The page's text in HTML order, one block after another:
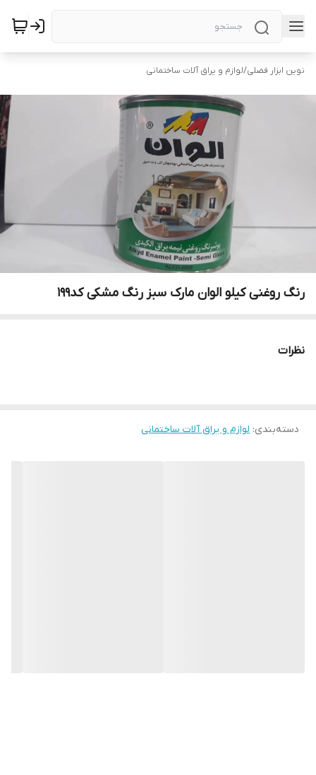
نوین ابزار فضلی/لوازم و یراق آلات ساختمانی
رنگ روغنی کیلو الوان مارک سبز رنگ مشکی کد199
نظرات
دسته‌بندی: لوازم و یراق آلات ساختمانی